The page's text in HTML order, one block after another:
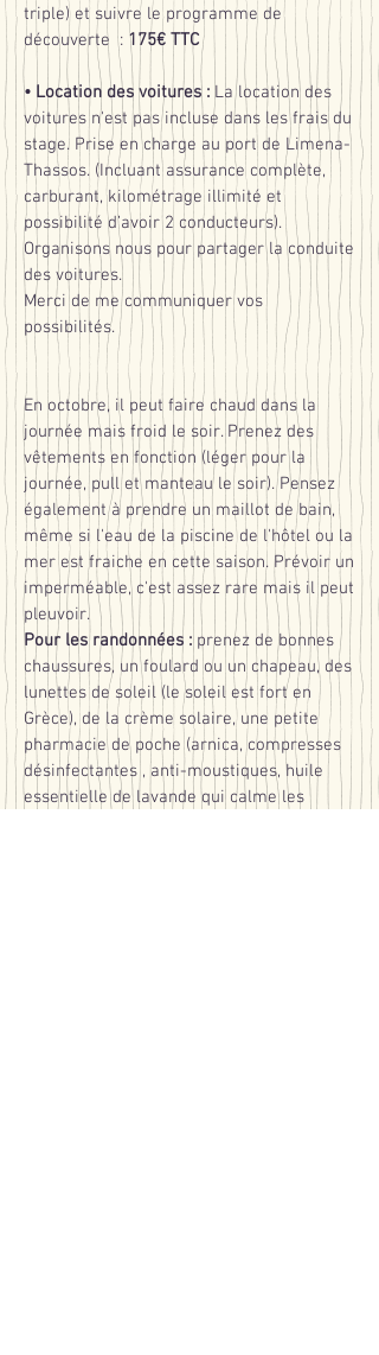
triple) et suivre le programme de
découverte : 175€ TTC
• Location des voitures : La location des
voitures n'est pas incluse dans les frais du
stage. Prise en charge au port de Limena-
Thassos. (Incluant assurance complète,
carburant, kilométrage illimité et
possibilité d’avoir 2 conducteurs).
Organisons nous pour partager la conduite
des voitures.
Merci de me communiquer vos
possibilités.
En octobre, il peut faire chaud dans la
journée mais froid le soir. Prenez des
vêtements en fonction (léger pour la
journée, pull et manteau le soir). Pensez
également à prendre un maillot de bain,
même si l'eau de la piscine de l'hôtel ou la
mer est fraiche en cette saison. Prévoir un
imperméable, c'est assez rare mais il peut
pleuvoir.
Pour les randonnées : prenez de bonnes
chaussures, un foulard ou un chapeau, des
lunettes de soleil (le soleil est fort en
Grèce), de la crème solaire, une petite
pharmacie de poche (arnica, compresses
désinfectantes , anti-moustiques, huile
essentielle de lavande qui calme les